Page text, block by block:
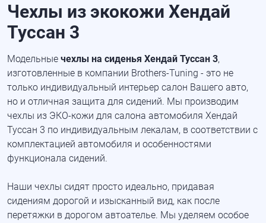
Чехлы из экокожи Хендай
Туссан 3
Модельныечехлы на сиденья Хендай Туссан 3,
изготовленные в компании Brothers-Tuning - это не
только индивидуальный интерьер салон Вашего авто,
но и отличная защита для сидений. Мы производим
чехлы из ЭКО-кожи для салона автомобиля Хендай
Туссан 3 по индивидуальным лекалам, в соответствии с
комплектацией автомобиля и особенностями
функционала сидений.
Наши чехлы сидят просто идеально, придавая
сидениям дорогой и изысканный вид, как после
перетяжки в дорогом автоателье. Мы уделяем особое